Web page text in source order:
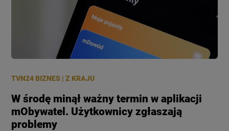
TVN24 BIZNES |Z KRAJU
W środę minął ważny termin w aplikacji
mObywatel. Użytkownicy zgłaszają
problemy